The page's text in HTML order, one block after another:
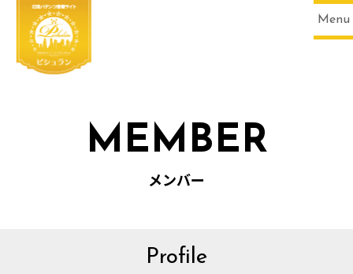
Menu
MEMBER
メンバー
Profile